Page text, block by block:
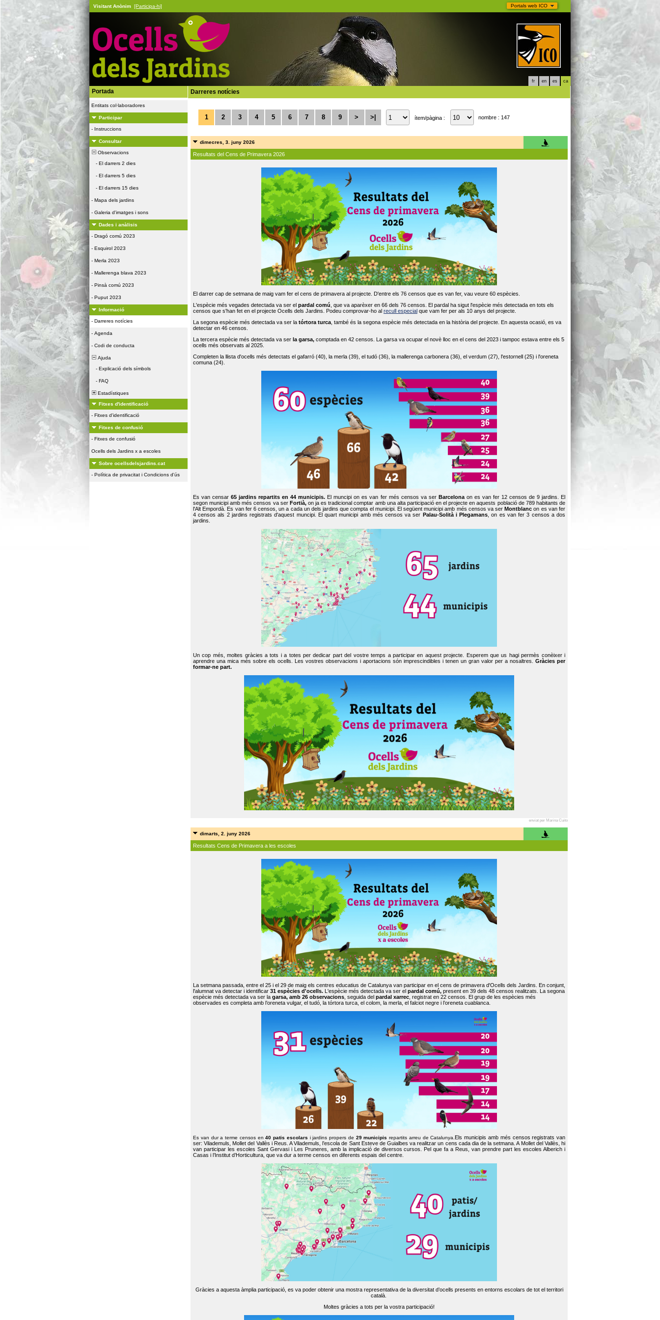
Portals web ICO
Visitant Anònim [Participa-hi]
fr en es ca
Portada
Entitats col·laboradores
Participar
- Instruccions
Consultar
Observacions
- El darrers 2 dies
- El darrers 5 dies
- El darrers 15 dies
- Mapa dels jardins
- Galeria d'imatges i sons
Dades i anàlisis
- Dragó comú 2023
- Esquirol 2023
- Merla 2023
- Mallerenga blava 2023
- Pinsà comú 2023
- Puput 2023
Informació
- Darreres notícies
- Agenda
- Codi de conducta
Ajuda
- Explicació dels símbols
- FAQ
Estadístiques
Fitxes d'identificació
- Fitxes d'identificació
Fitxes de confusió
- Fitxes de confusió
Ocells dels Jardins x a escoles
Sobre ocellsdelsjardins.cat
- Política de privacitat i Condicions d'ús
Darreres notícies
1 2 3 4 5 6 7 8 9 > >| ítem/pàgina : nombre : 147
dimecres, 3. juny 2026
Resultats del Cens de Primavera 2026
El darrer cap de setmana de maig vam fer el cens de primavera al projecte. D'entre els 76 censos que es van fer, vau veure 60 espècies.
L'espècie més vegades detectada va ser el pardal comú , que va aparèxer en 66 dels 76 censos. El pardal ha sigut l'espècie més detectada en tots els
censos que s'han fet en el projecte Ocells dels Jardins. Podeu comprovar-ho al recull especial que vam fer per als 10 anys del projecte.
La segona espècie més detectada va ser la tórtora turca , també és la segona espècie més detectada en la història del projecte. En aquesta ocasió, es va
detectar en 46 censos.
La tercera espècie més detectada va ser la garsa, comptada en 42 censos. La garsa va ocupar el novè lloc en el cens del 2023 i tampoc estava entre els 5
ocells més observats al 2025.
Completen la llista d'ocells més detectats el gafarró (40), la merla (39), el tudó (36), la mallerenga carbonera (36), el verdum (27), l'estornell (25) i l'oreneta
comuna (24).
Es van censar65 jardins repartits en 44 municipis. El muncipi on es van fer més censos va ser Barcelonaon es van fer 12 censos de 9 jardins. El
segon municipi amb més censos va ser Fortià, on ja es tradicional comptar amb una alta participació en el projecte en aquests població de 789 habitants de
l'Alt Empordà. Es van fer 6 censos, un a cada un dels jardins que compta el municipi. El següent municipi amb més censos va serMontblanc on es van fer
4 censos als 2 jardins registrats d'aquest muncipi. El quart municipi amb més censos va ser Palau-Solità i Plegamans , on es van fer 3 censos a dos
jardins.
Un cop més, moltes gràcies a tots i a totes per dedicar part del vostre temps a participar en aquest projecte. Esperem que us hagi permès conèixer i
aprendre una mica més sobre els ocells. Les vostres observacions i aportacions són imprescindibles i tenen un gran valor per a nosaltres. Gràcies per
formar-ne part.
enviat per Marina Cuito
dimarts, 2. juny 2026
Resultats Cens de Primavera a les escoles
La setmana passada, entre el 25 i el 29 de maig els centres educatius de Catalunya van participar en el cens de primavera d'Ocells dels Jardins. En conjunt,
l'alumnat va detectar i identificar 31 espècies d'ocells. L'espècie més detectada va ser el pardal comú, present en 39 dels 48 censos realitzats. La segona
espècie més detectada va ser la garsa, amb 26 observacions , seguida del pardal xarrec , registrat en 22 censos. El grup de les espècies més
observades es completa amb l’oreneta vulgar, el tudó, la tórtora turca, el colom, la merla, el falciot negre i l’oreneta cuablanca.
Es van dur a terme censos en40 patis escolars i jardins propers de 29 municipis repartits arreu de Catalunya. Els municipis amb més censos registrats van
ser: Vilademuls, Mollet del Vallès i Reus. A Vilademuls, l’escola de Sant Esteve de Guialbes va realitzar un cens cada dia de la setmana. A Mollet del Vallès, hi
van participar les escoles Sant Gervasi i Les Pruneres, amb la implicació de diversos cursos. Pel que fa a Reus, van prendre part les escoles Alberich i
Casas i l’Institut d’Horticultura, que va dur a terme censos en diferents espais del centre.
Gràcies a aquesta àmplia participació, es va poder obtenir una mostra representativa de la diversitat d’ocells presents en entorns escolars de tot el territori
català.
Moltes gràcies a tots per la vostra participació!